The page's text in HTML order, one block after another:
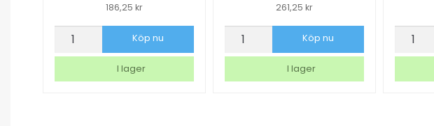
186,25kr
Lamineringsficka
2x125mic
Köp nu
I lager
261,25kr
Register
Liggande
Köp nu
I lager
Away